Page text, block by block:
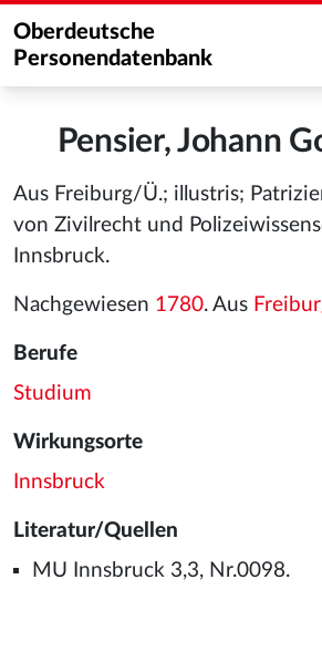
Oberdeutsche
Personendatenbank
Pensier, Johann
Aus Freiburg/Ü.; illustris;
von Zivilrecht und
Innsbruck.
Nachgewiesen 1780. Aus
Berufe
Studium
Wirkungsorte
Innsbruck
Literatur/Quellen
MU Innsbruck 3,3, Nr.0098.